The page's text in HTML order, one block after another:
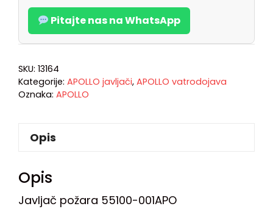
Pitajte nas na WhatsApp
SKU: 13164
Kategorije: APOLLO javljači, APOLLO vatrodojava
Oznaka: APOLLO
Opis
Opis
Javljač požara 55100-001APO